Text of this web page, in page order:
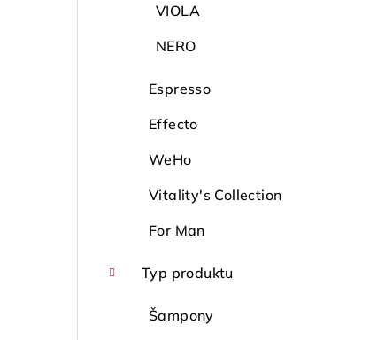
VIOLA
NERO
Espresso
Effecto
WeHo
Vitality's Collection
For Man
Typ produktu
Šampony